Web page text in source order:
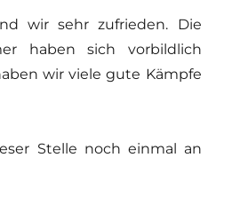
wir sehr zufrieden. Die
haben sich vorbildlich
wir viele gute Kämpfe
Stelle noch einmal an